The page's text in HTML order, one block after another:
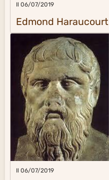
Il 06/07/2019
Edmond Haraucourt
Il 06/07/2019